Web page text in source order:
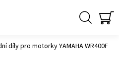
díly pro motorky YAMAHA WR400F